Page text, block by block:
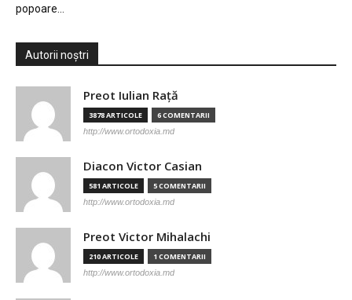
popoare…
Autorii noștri
Preot Iulian Raţă
3878 ARTICOLE 6 COMENTARII
http://www.ortodoxia.md
Diacon Victor Casian
581 ARTICOLE 5 COMENTARII
http://www.ortodoxia.md
Preot Victor Mihalachi
210 ARTICOLE 1 COMENTARII
http://www.ortodoxia.md